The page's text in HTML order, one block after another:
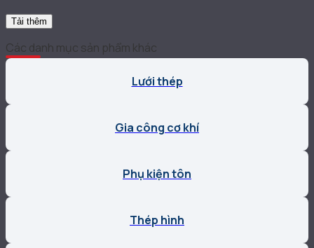
Tải thêm
Các danh mục sản phẩm khác
Lưới thép
Gia công cơ khí
Phụ kiện tôn
Thép hình